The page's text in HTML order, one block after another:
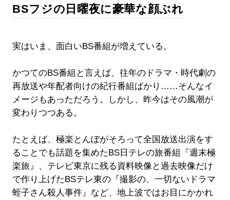
BSフジの日曜夜に豪華な顔ぶれ
実はいま、面白いBS番組が増えている。
かつてのBS番組と言えば、往年のドラマ・時代劇の
再放送や年配者向けの紀行番組ばかり……そんなイ
メージもあっただろう。しかし、昨今はその風潮が
変わりつつある。
たとえば、極楽とんぼがそろって全国放送出演をす
ることでも話題を集めたBS日テレの旅番組『週末極
楽旅』、テレビ東京に残る資料映像と過去映像だけ
で作り上げたBSテレ東の『撮影の、一切ないドラマ
蛭子さん殺人事件』など、地上波ではお目にかかれ